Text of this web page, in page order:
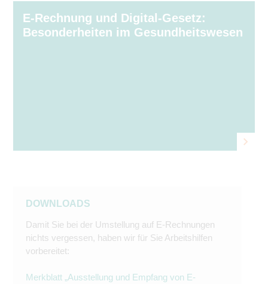
E-Rechnung und Digital-Gesetz:
Besonderheiten im Gesundheitswesen
DOWNLOADS
Damit Sie bei der Umstellung auf E-Rechnungen
nichts vergessen, haben wir für Sie Arbeitshilfen
vorbereitet:
Merkblatt „Ausstellung und Empfang von E-